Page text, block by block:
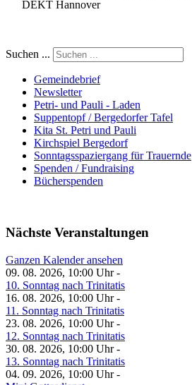
DEKT Hannover
Suchen ...
Gemeindebrief
Newsletter
Petri- und Pauli - Laden
Suppentopf / Bergedorfer Tafel
Kita St. Petri und Pauli
Kirchspiel Bergedorf
Sonntagsspaziergang für Trauernde
Spenden / Fundraising
Bücherspenden
Nächste Veranstaltungen
Ganzen Kalender ansehen
09. 08. 2026, 10:00 Uhr -
10. Sonntag nach Trinitatis
16. 08. 2026, 10:00 Uhr -
11. Sonntag nach Trinitatis
23. 08. 2026, 10:00 Uhr -
12. Sonntag nach Trinitatis
30. 08. 2026, 10:00 Uhr -
13. Sonntag nach Trinitatis
04. 09. 2026, 10:00 Uhr -